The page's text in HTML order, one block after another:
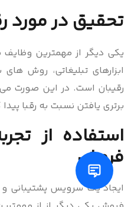
تحقیق در مورد
یکی دیگر از مهمترین
ابزارهای تبلیغاتی، روش های
رقیبان است. در این صورت
برتری یافتن نسبت به رقبا پیدا
استفاده از
فروش
ایجاد یک سرویس پشتیبانی و